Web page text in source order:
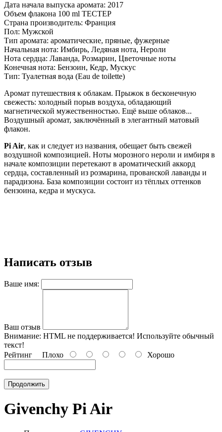
Дата начала выпуска аромата: 2017
Объем флакона 100 ml ТЕСТЕР
Страна производитель: Франция
Пол: Мужской
Тип аромата: ароматические, пряные, фужерные
Начальная нота: Имбирь, Ледяная нота, Нероли
Нота сердца: Лаванда, Розмарин, Цветочные ноты
Конечная нота: Бензоин, Кедр, Мускус
Тип: Туалетная вода (Eau de toilette)
Аромат путешествия к облакам. Прыжок в бесконечную
свежесть: холодный порыв воздуха, обладающий
магнетической мужественностью. Ещё выше облаков...
Воздушный аромат, заключённый в элегантный матовый
флакон.
Pi Air, как и следует из названия, обещает быть свежей
воздушной композицией. Ноты морозного нероли и имбиря в
начале композиции перетекают в ароматический аккорд
сердца, составленный из розмарина, прованской лаванды и
парадизона. База композиции состоит из тёплых оттенков
бензоина, кедра и мускуса.
Написать отзыв
Ваше имя:
Ваш отзыв
Внимание: HTML не поддерживается! Используйте обычный
текст!
Рейтинг Плохо Хорошо
Продолжить
Givenchy Pi Air